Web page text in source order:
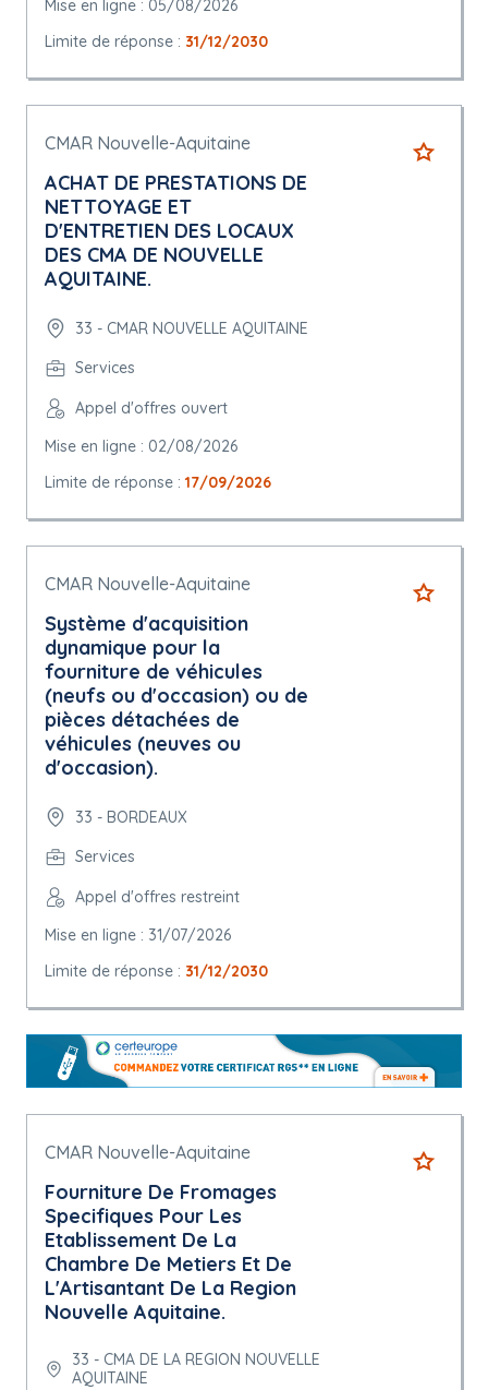
Mise en ligne : 05/08/2026
Limite de réponse : 31/12/2030
CMAR Nouvelle-Aquitaine
ACHAT DE PRESTATIONS DE
NETTOYAGE ET
D'ENTRETIEN DES LOCAUX
DES CMA DE NOUVELLE
AQUITAINE.
33 - CMAR NOUVELLE AQUITAINE
Services
Appel d'offres ouvert
Mise en ligne : 02/08/2026
Limite de réponse : 17/09/2026
CMAR Nouvelle-Aquitaine
Système d'acquisition
dynamique pour la
fourniture de véhicules
(neufs ou d'occasion) ou de
pièces détachées de
véhicules (neuves ou
d'occasion).
33 - BORDEAUX
Services
Appel d'offres restreint
Mise en ligne : 31/07/2026
Limite de réponse : 31/12/2030
CMAR Nouvelle-Aquitaine
Fourniture De Fromages
Specifiques Pour Les
Etablissement De La
Chambre De Metiers Et De
L'Artisantant De La Region
Nouvelle Aquitaine.
33 - CMA DE LA REGION NOUVELLE
AQUITAINE